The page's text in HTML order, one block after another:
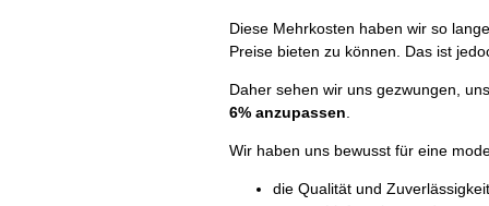
Diese Mehrkosten haben wir so
Preise bieten zu können. Das ist
Daher sehen wir uns gezwungen,
6% anzupassen
Wir haben uns bewusst für eine
die Qualität und